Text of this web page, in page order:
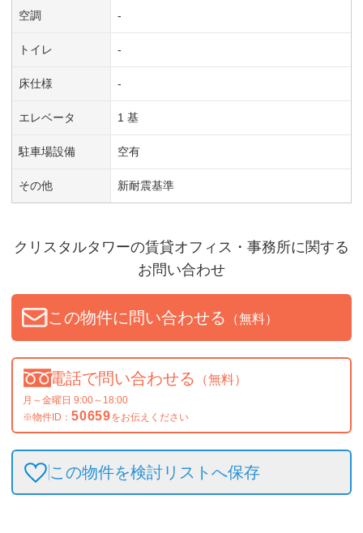
空調 -
トイレ -
床仕様 -
エレベータ 1 基
駐車場設備 空有
その他 新耐震基準
クリスタルタワーの賃貸オフィス・事務所に関する
お問い合わせ
この物件に問い合わせる （無料）
電話で問い合わせる （無料）
月～金曜日 9:00～18:00
※物件ID： 50659をお伝えください
この物件を検討リストへ保存